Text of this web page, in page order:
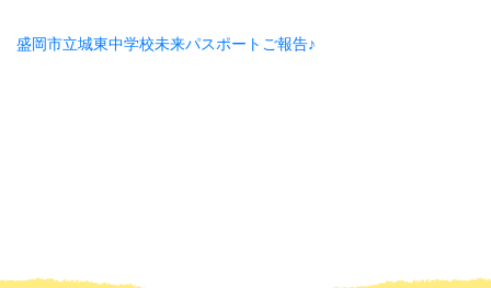
盛岡市立城東中学校未来パスポートご報告♪